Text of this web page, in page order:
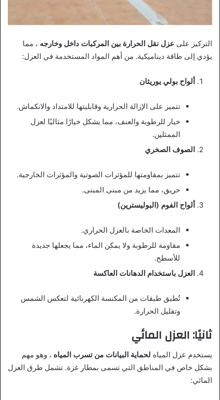
التركيز على عزل نقل الحرارة بين المركبات داخل وخارجه ، مما
يؤدي إلى طاقة ديناميكية. من أهم المواد المستخدمة في العزل:
ألواح بولي يوريثان
تتميز على الإزالة الحرارية وقابليتها للامتداد والانكماش.
خيار للرطوبة والعنف، مما يشكل خيارًا مثاليًا لعزل
الممثلين.
الصوف الصخري
تتميز بمقاومتها للمؤثرات الصوتية والمؤثرات الخارجية.
حريق، مما يزيد من مبنى المبنى.
ألواح الفوم (البوليسترين)
المعدات الخاصة بالعزل الحراري.
مقاومة للرطوبة ولا يمكن الماء، مما يجعلها جديدة
للأسطح.
العزل باستخدام الدهانات العاكسة
تُطبق طبقات من المكنسة الكهربائية لتعكس الشمس
وتقليل الحرارة.
ثانيًا: العزل المائي
يستخدم عزل المياه لحماية البيانات من تسرب المياه ، وهو مهم
بشكل خاص في المناطق التي تسمى بمطار غزة. تشمل طرق العزل
المائي: